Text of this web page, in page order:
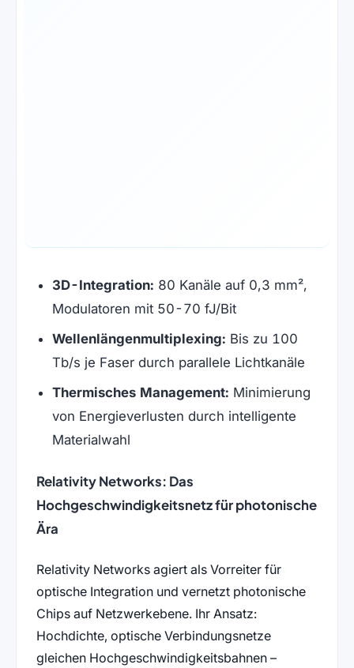
3D-Integration: 80 Kanäle auf 0,3 mm²,
Modulatoren mit 50-70 fJ/Bit
Wellenlängenmultiplexing: Bis zu 100
Tb/s je Faser durch parallele Lichtkanäle
Thermisches Management: Minimierung
von Energieverlusten durch intelligente
Materialwahl
Relativity Networks: Das
Hochgeschwindigkeitsnetz für photonische
Ära
Relativity Networks agiert als Vorreiter für
optische Integration und vernetzt photonische
Chips auf Netzwerkebene. Ihr Ansatz:
Hochdichte, optische Verbindungsnetze
gleichen Hochgeschwindigkeitsbahnen –